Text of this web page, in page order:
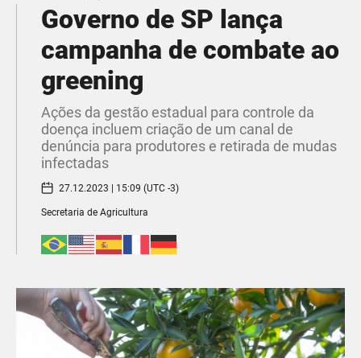
Governo de SP lança
campanha de combate ao
greening
Ações da gestão estadual para controle da
doença incluem criação de um canal de
denúncia para produtores e retirada de mudas
infectadas
27.12.2023 | 15:09 (UTC -3)
Secretaria de Agricultura